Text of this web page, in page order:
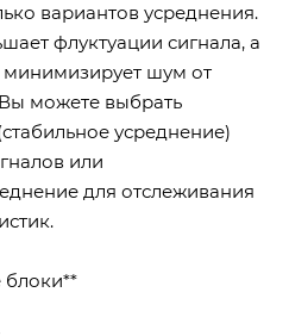
вариантов усреднения.
флуктуации сигнала, а
минимизирует шум от
можете выбрать
усреднение)
или
для отслеживания
блоки**